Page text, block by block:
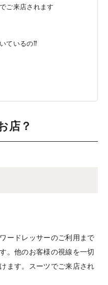
ご来店されます
ているの⁇
店？
ードレッサーのご利用まで
。他のお客様の視線を一切
ます。スーツでご来店され